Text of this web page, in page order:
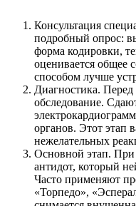
Консультация
подробный опрос:
форма кодировки,
оценивается общее
способом лучше
Диагностика.
обследование.
органов. Этот этап
нежелательных
Основной этап. При
антидот, который
Часто применяют
«Торпедо»,